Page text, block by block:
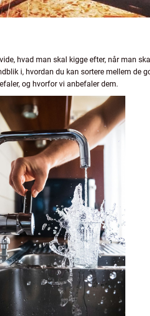
hvad man skal kigge efter, når man
i, hvordan du kan sortere mellem de
og hvorfor vi anbefaler dem.